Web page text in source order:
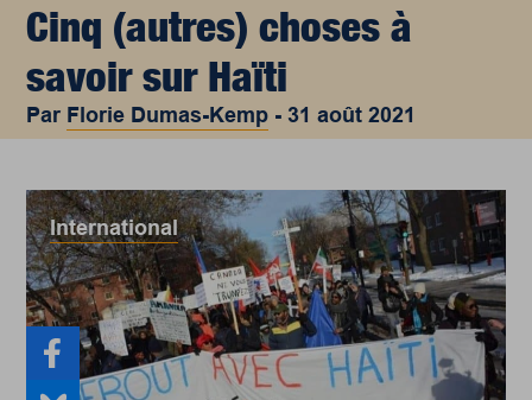
Cinq (autres) choses à
savoir sur Haïti
Par Florie Dumas-Kemp -31 août 2021
International